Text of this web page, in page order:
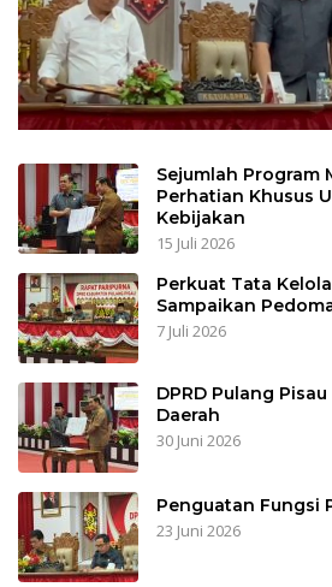
Sejumlah Program
Perhatian Khusus
Kebijakan
15 Juli 2026
Perkuat Tata
Sampaikan
7 Juli 2026
DPRD Pulang
Daerah
30 Juni 2026
Penguatan Fungsi
23 Juni 2026